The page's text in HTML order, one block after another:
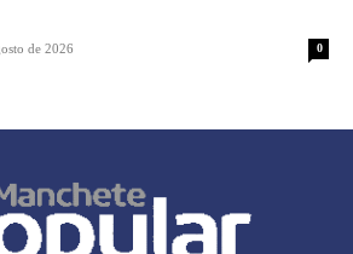
de 2026 0